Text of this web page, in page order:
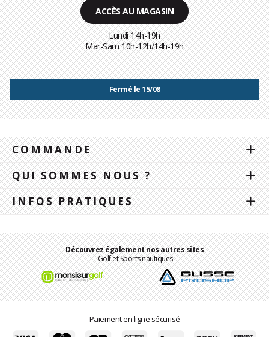
ACCÈS AU MAGASIN
Lundi 14h-19h
Mar-Sam 10h-12h/14h-19h
Fermé le 15/08
COMMANDE
QUI SOMMES NOUS ?
INFOS PRATIQUES
Découvrez également nos autres sites
Golf et Sports nautiques
Paiement en ligne sécurisé